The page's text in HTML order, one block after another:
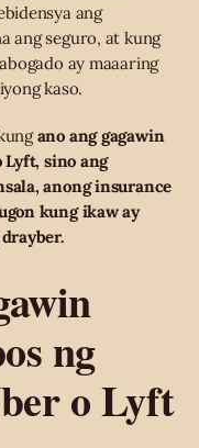
ang
ang seguro, at kung
ay maaaring
kaso.
ano ang gagawin
Lyft, sino ang
anong insurance
kung ikaw ay
ng
o Lyft